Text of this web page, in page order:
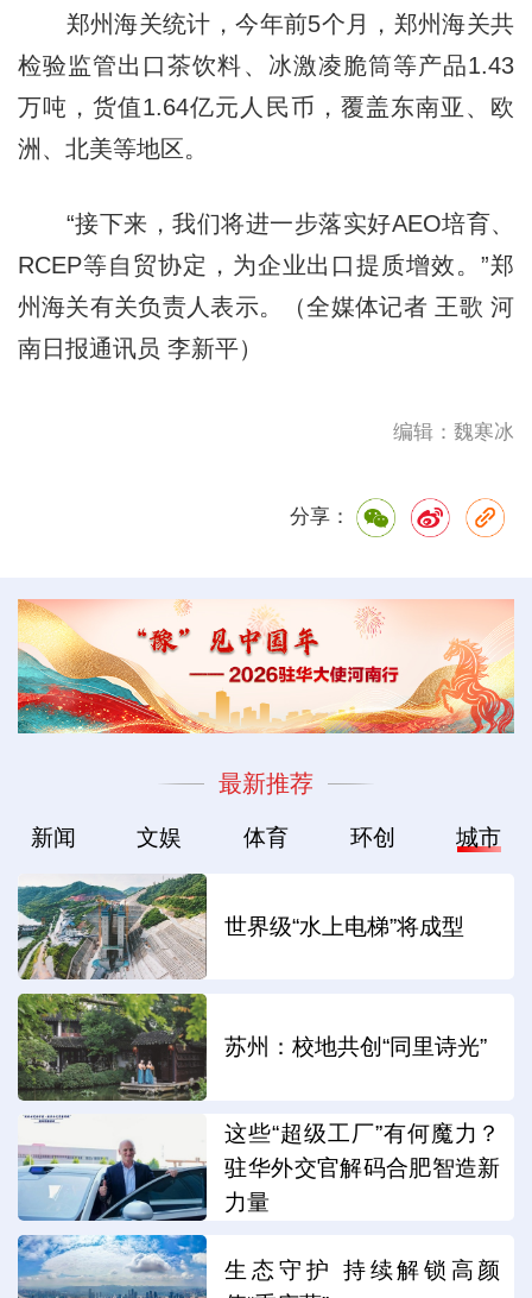
郑州海关统计，今年前5个月，郑州海关共
检验监管出口茶饮料、冰激凌脆筒等产品1.43
万吨，货值1.64亿元人民币，覆盖东南亚、欧
洲、北美等地区。
“接下来，我们将进一步落实好AEO培育、
RCEP等自贸协定，为企业出口提质增效。”郑
州海关有关负责人表示。（全媒体记者 王歌 河
南日报通讯员 李新平）
编辑：魏寒冰
分享：
最新推荐
新闻 文娱 体育 环创 城市
世界级“水上电梯”将成型
苏州：校地共创“同里诗光”
这些“超级工厂”有何魔力？
驻华外交官解码合肥智造新
力量
生态守护 持续解锁高颜